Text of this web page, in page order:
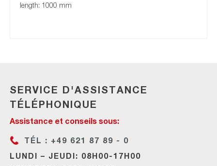
length: 1000 mm
SERVICE D'ASSISTANCE
TÉLÉPHONIQUE
Assistance et conseils sous:
TÉL : +49 621 87 89 - 0
LUNDI – JEUDI: 08H00-17H00